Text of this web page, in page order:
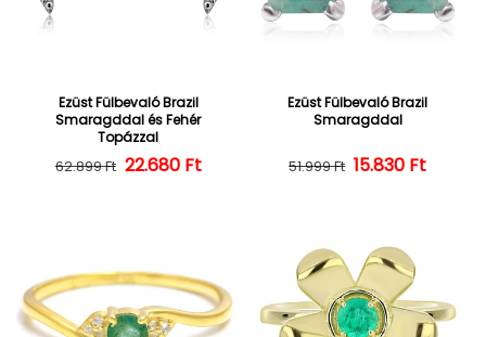
Ezüst Fülbevaló Brazil
Smaragddal és Fehér
Topázzal
Normál ár
62.899 Ft Kedvezményes ár
22.680 Ft
Ezüst Fülbevaló Brazil
Smaragddal
Normál ár
51.999 Ft 15.830 Ft